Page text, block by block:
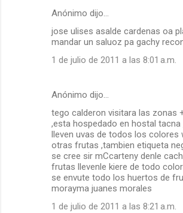
Anónimo dijo…
jose ulises asalde cardenas oa
mandar un saluoz pa gachy
1 de julio de 2011 a las 8:01 a.m.
Anónimo dijo…
tego calderon visitara las zonas
,esta hospedado en hostal tacna
lleven uvas de todos los
otras frutas ,tambien etiqueta
se cree sir mCcarteny denle
frutas llevenle kiere de todo
se envute todo los huertos de
morayma juanes morales
1 de julio de 2011 a las 8:21 a.m.